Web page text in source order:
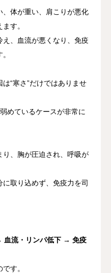
体が重い、肩こりが悪化
す。
、血流が悪くなり、免疫
“寒さ”だけではありませ
めているケースが非常に
、胸が圧迫され、呼吸が
取り込めず、免疫力を司
流・リンパ低下 → 免疫
す。